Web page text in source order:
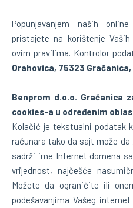
Popunjavanjem naših
pristajete na korištenje
ovim pravilima. Kontrolor
Orahovica, 75323
Benprom d.o.o. Gračanica
cookies-a u određenim
Kolačić je tekstualni podatak
računara tako da sajt može
sadrži ime Internet domena
vrijednost, najčešće
Možete da ograničite ili
podešavanjima Vašeg